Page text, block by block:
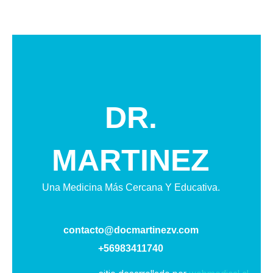
DR.
MARTINEZ
Una Medicina Más Cercana Y Educativa.
contacto@docmartinezv.com
+56983411740